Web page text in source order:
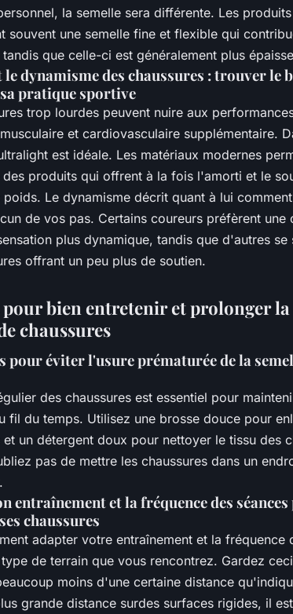
la semelle sera différente. Les
souvent une semelle fine et flexible qui
que celle-ci est généralement plus
le dynamisme des chaussures : trouver le
pratique sportive
trop lourdes peuvent nuire aux
et cardiovasculaire supplémentaire.
est idéale. Les matériaux modernes
produits qui offrent à la fois l'amorti et le
Le dynamisme décrit quant à lui
de vos pas. Certains coureurs préfèrent une
plus dynamique, tandis que d'autres se
offrant un peu plus de soutien.
bien entretenir et prolonger la
chaussures
pour éviter l'usure prématurée de la
des chaussures est essentiel pour
fil du temps. Utilisez une brosse douce pour
et un détergent doux pour nettoyer le tissu des
pas de mettre les chaussures dans un
entraînement et la fréquence des
chaussures
adapter votre entraînement et la fréquence
de terrain que vous rencontrez. Gardez
moins d'une certaine distance
grande distance surdes surfaces rigides, il